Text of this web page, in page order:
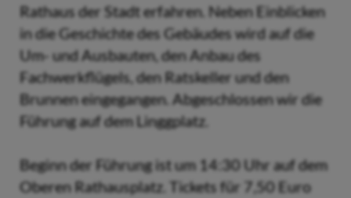
Rathaus der Stadt erfahren. Neben Einblicken
in die Geschichte des Gebäudes wird auf die
Um- und Ausbauten, den Anbau des
Fachwerkflügels, den Ratskeller und den
Brunnen eingegangen. Abgeschlossen wir die
Führung auf dem Linggplatz.
Beginn der Führung ist um 14:30 Uhr auf dem
Oberen Rathausplatz. Tickets für 7,50 Euro